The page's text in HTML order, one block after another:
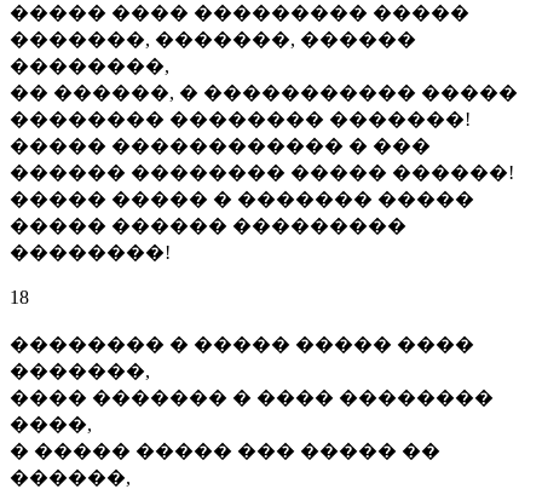
����� ���� ��������� �����
�������, �������, ������
��������,
�� ������, � ����������� �����
�������� �������� �������!
����� ������������ � ���
������ �������� ����� ������!
����� ����� � ������� �����
����� ������ ���������
��������!
18
�������� � ����� ����� ����
�������,
���� ������� � ���� ��������
����,
� ����� ����� ��� ����� ��
������,